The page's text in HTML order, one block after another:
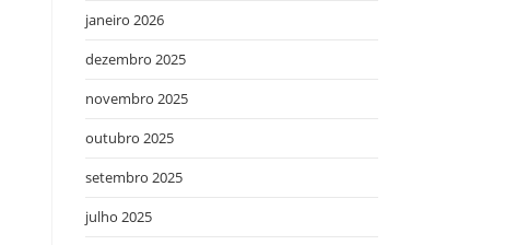
janeiro 2026
dezembro 2025
novembro 2025
outubro 2025
setembro 2025
julho 2025